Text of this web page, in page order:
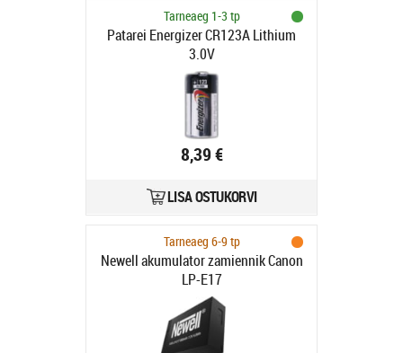
Tarneaeg 1-3 tp
Patarei Energizer CR123A Lithium
3.0V
8,39 €
LISA OSTUKORVI
Tarneaeg 6-9 tp
Newell akumulator zamiennik Canon
LP-E17